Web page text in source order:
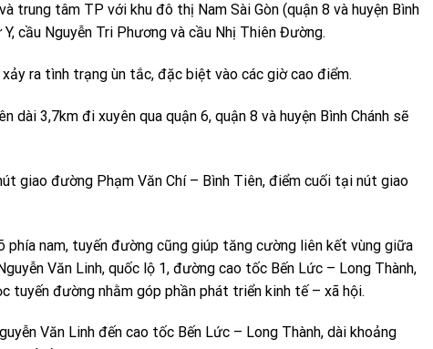
trung tâm TP với khu đô thị Nam Sài Gòn (quận 8 và huyện Bình
cầu Nguyễn Tri Phương và cầu Nhị Thiên Đường.
ra tình trạng ùn tắc, đặc biệt vào các giờ cao điểm.
dài 3,7km đi xuyên qua quận 6, quận 8 và huyện Bình Chánh sẽ
giao đường Phạm Văn Chí – Bình Tiên, điểm cuối tại nút giao
nam, tuyến đường cũng giúp tăng cường liên kết vùng giữa
Văn Linh, quốc lộ 1, đường cao tốc Bến Lức – Long Thành,
tuyến đường nhằm góp phần phát triển kinh tế – xã hội.
Văn Linh đến cao tốc Bến Lức – Long Thành, dài khoảng